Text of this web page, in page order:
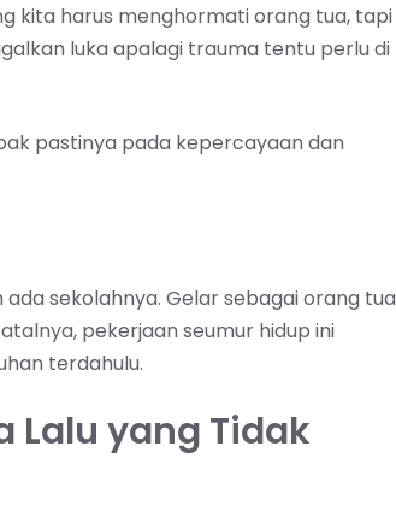
kita harus menghormati orang tua, tapi
luka apalagi trauma tentu perlu di
pastinya pada kepercayaan dan
sekolahnya. Gelar sebagai orang tua
pekerjaan seumur hidup ini
terdahulu.
Lalu yang Tidak